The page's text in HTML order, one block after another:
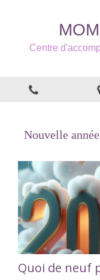
Centre
Nouvelle année
Quoi de neuf